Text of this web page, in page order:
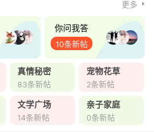
更多
你问我答
10条新帖
真情秘密
83条新帖
宠物花草
2条新帖
文学广场
14条新帖
亲子家庭
0条新帖